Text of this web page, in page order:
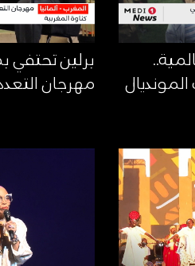
برلين تحتفي
مهرجان